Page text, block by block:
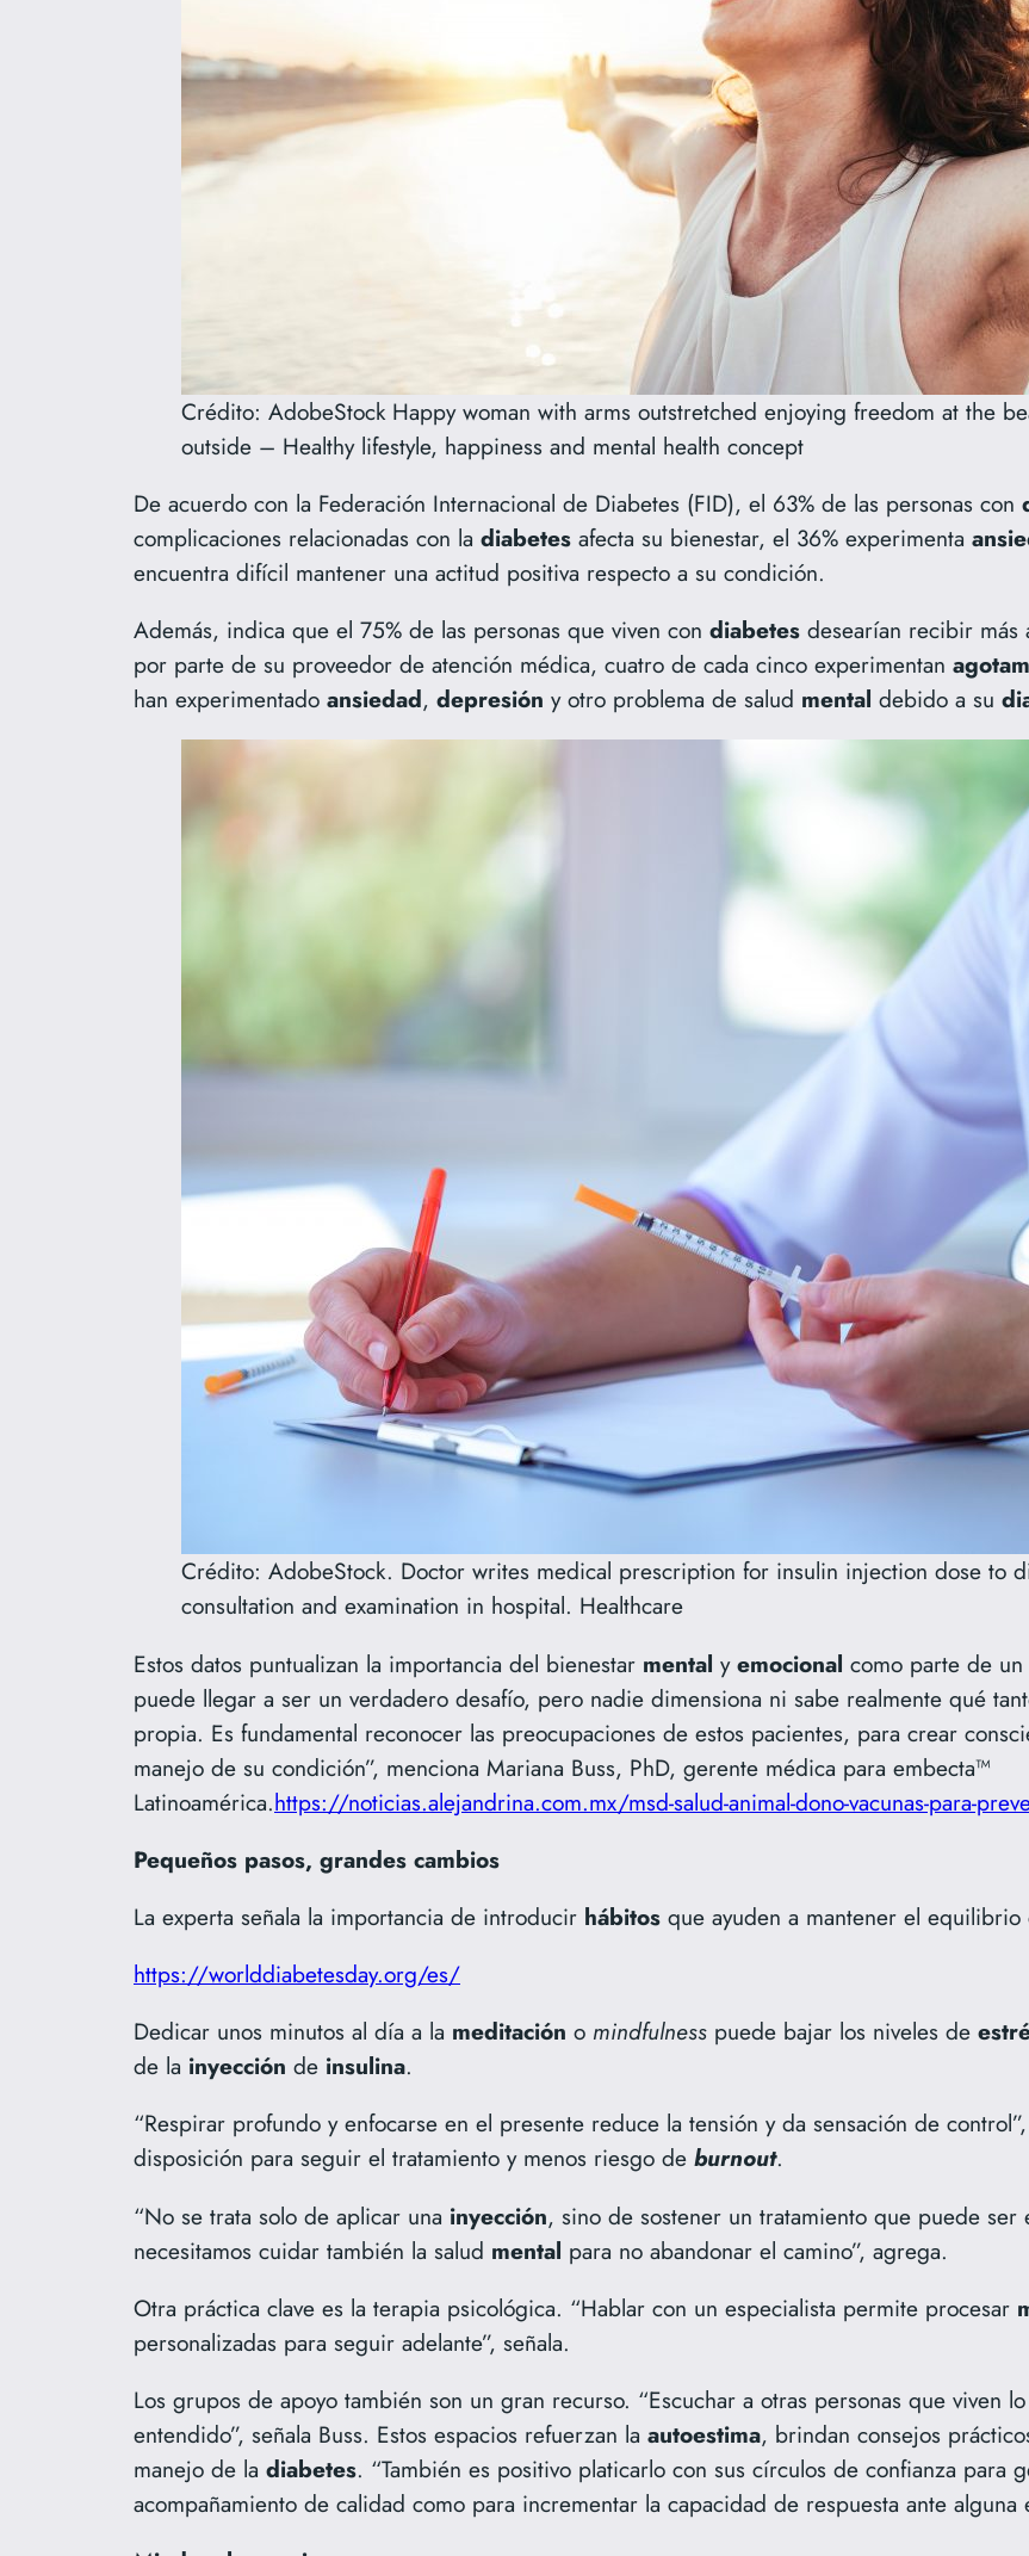
Crédito: AdobeStock Happy woman with arms outstretched enjoying freedom at the
outside – Healthy lifestyle, happiness and mental health concept
De acuerdo con la Federación Internacional de Diabetes (FID), el 63% de las personas con
complicaciones relacionadas con la diabetes afecta su bienestar, el 36% experimenta
encuentra difícil mantener una actitud positiva respecto a su condición.
Además, indica que el 75% de las personas que viven con diabetes desearían recibir más
por parte de su proveedor de atención médica, cuatro de cada cinco experimentan
han experimentado ansiedad, depresión y otro problema de salud mental debido a su
Crédito: AdobeStock. Doctor writes medical prescription for insulin injection dose to
consultation and examination in hospital. Healthcare
Estos datos puntualizan la importancia del bienestar mental yemocional como parte de
puede llegar a ser un verdadero desafío, pero nadie dimensiona ni sabe realmente qué
propia. Es fundamental reconocer las preocupaciones de estos pacientes, para crear
manejo de su condición”, menciona Mariana Buss, PhD, gerente médica para embecta™
Latinoamérica.https://noticias.alejandrina.com.mx/msd-salud-animal-dono-vacunas-para-
Pequeños pasos, grandes cambios
La experta señala la importancia de introducir hábitos que ayuden a mantener el equilibrio
https://worlddiabetesday.org/es/
Dedicar unos minutos al día a la meditación o mindfulness puede bajar los niveles de
de la inyección de insulina.
“Respirar profundo y enfocarse en el presente reduce la tensión y da sensación de
disposición para seguir el tratamiento y menos riesgo de burnout.
“No se trata solo de aplicar una inyección, sino de sostener un tratamiento que puede ser
necesitamos cuidar también la salud mental para no abandonar el camino”, agrega.
Otra práctica clave es la terapia psicológica. “Hablar con un especialista permite procesar
personalizadas para seguir adelante”, señala.
Los grupos de apoyo también son un gran recurso. “Escuchar a otras personas que viven
entendido”, señala Buss. Estos espacios refuerzan la autoestima, brindan consejos
manejo de la diabetes. “También es positivo platicarlo con sus círculos de confianza para
acompañamiento de calidad como para incrementar la capacidad de respuesta ante alguna